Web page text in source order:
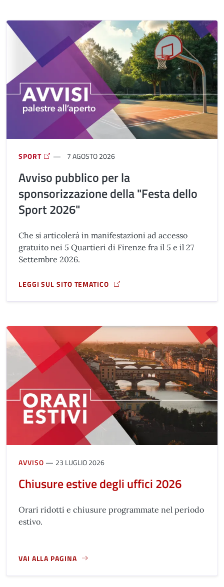
SPORT 7 AGOSTO 2026
Avviso pubblico per la
sponsorizzazione della "Festa dello
Sport 2026"
Che si articolerà in manifestazioni ad accesso
gratuito nei 5 Quartieri di Firenze fra il 5 e il 27
Settembre 2026.
LEGGI SUL SITO TEMATICO
A PROPOSITO DI AVVISO PUBBLICO PER LA
AVVISO 23 LUGLIO 2026
Chiusure estive degli uffici 2026
Orari ridotti e chiusure programmate nel periodo
estivo.
VAI ALLA PAGINA
A PROPOSITO DI CHIUSURE ESTIVE DEGLI UFFICI 2026